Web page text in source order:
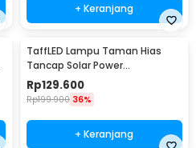
+ Keranjang
TaffLED Lampu Taman Hias
Tancap Solar Power
Waterproof 10 LED 2835 - TS-
G2202
Rp129.600
Rp199.900 36%
+ Keranjang